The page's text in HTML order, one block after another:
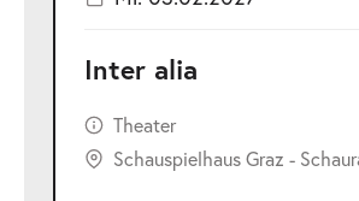
Inter alia
Theater
Schauspielhaus Graz -